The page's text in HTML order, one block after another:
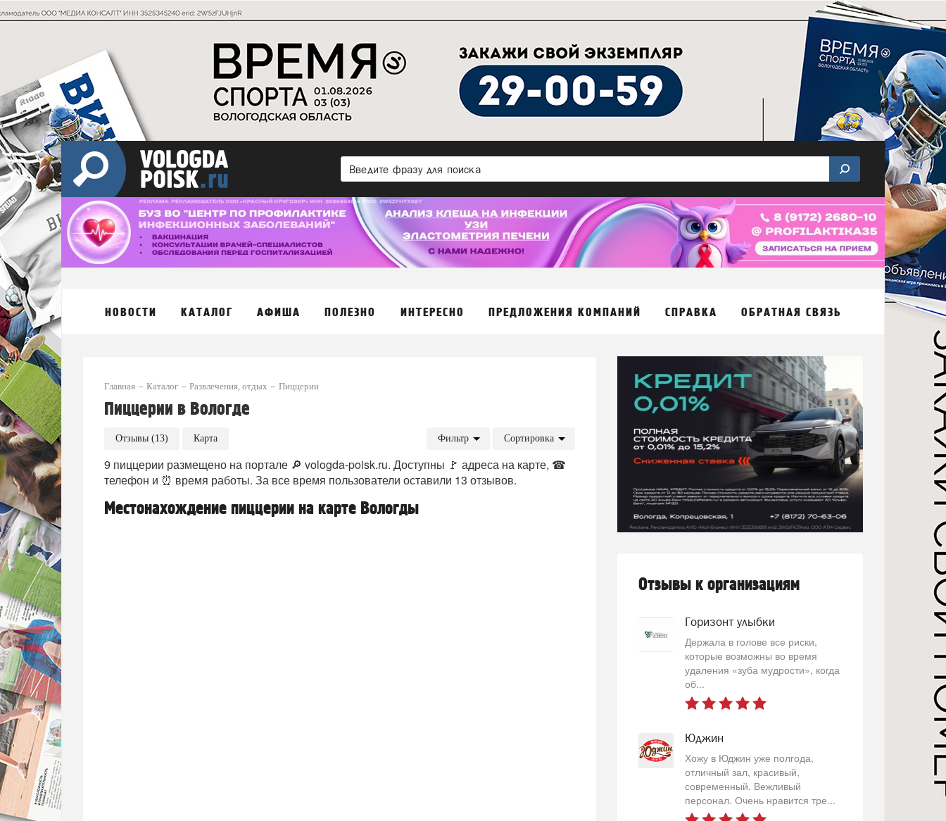
НОВОСТИ КАТАЛОГ АФИША ПОЛЕЗНО ИНТЕРЕСНО ПРЕДЛОЖЕНИЯ КОМПАНИЙ СПРАВКА ОБРАТНАЯ СВЯЗЬ
Главная Каталог Развлечения, отдых Пиццерии
Пиццерии в Вологде
Отзывы (13) Карта Фильтр Сортировка
9 пиццерии размещено на портале 🔎 vologda-poisk.ru. Доступны 🚩 адреса на карте, ☎
телефон и ⏰ время работы. За все время пользователи оставили 13 отзывов.
Местонахождение пиццерии на карте Вологды
Отзывы к организациям
Горизонт улыбки
Держала в голове все риски,
которые возможны во время
удаления «зуба мудрости», когда
об...
Юджин
Хожу в Юджин уже полгода,
отличный зал, красивый,
современный. Вежливый
персонал. Очень нравится тре...